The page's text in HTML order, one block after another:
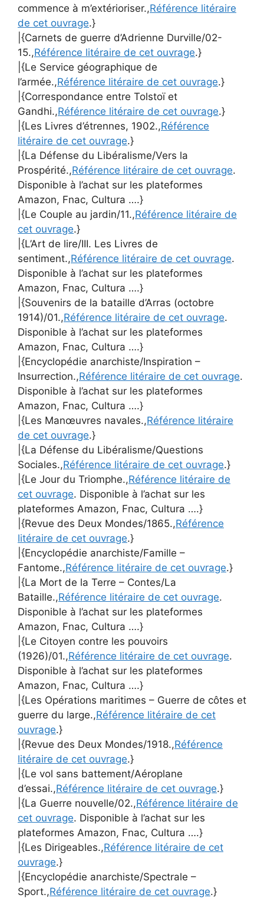
commence à m’extérioriser.,Référence litéraire
de cet ouvrage.}
|{Carnets de guerre d’Adrienne Durville/02-
15.,Référence litéraire de cet ouvrage.}
|{Le Service géographique de
l’armée.,Référence litéraire de cet ouvrage.}
|{Correspondance entre Tolstoï et
Gandhi.,Référence litéraire de cet ouvrage.}
|{Les Livres d’étrennes, 1902.,Référence
litéraire de cet ouvrage.}
|{La Défense du Libéralisme/Vers la
Prospérité.,Référence litéraire de cet ouvrage.
Disponible à l’achat sur les plateformes
Amazon, Fnac, Cultura ….}
|{Le Couple au jardin/11.,Référence litéraire de
cet ouvrage.}
|{L’Art de lire/III. Les Livres de
sentiment.,Référence litéraire de cet ouvrage.
Disponible à l’achat sur les plateformes
Amazon, Fnac, Cultura ….}
|{Souvenirs de la bataille d’Arras (octobre
1914)/01.,Référence litéraire de cet ouvrage.
Disponible à l’achat sur les plateformes
Amazon, Fnac, Cultura ….}
|{Encyclopédie anarchiste/Inspiration –
Insurrection.,Référence litéraire de cet ouvrage.
Disponible à l’achat sur les plateformes
Amazon, Fnac, Cultura ….}
|{Les Manœuvres navales.,Référence litéraire
de cet ouvrage.}
|{La Défense du Libéralisme/Questions
Sociales.,Référence litéraire de cet ouvrage.}
|{Le Jour du Triomphe.,Référence litéraire de
cet ouvrage. Disponible à l’achat sur les
plateformes Amazon, Fnac, Cultura ….}
|{Revue des Deux Mondes/1865.,Référence
litéraire de cet ouvrage.}
|{Encyclopédie anarchiste/Famille –
Fantome.,Référence litéraire de cet ouvrage.}
|{La Mort de la Terre – Contes/La
Bataille.,Référence litéraire de cet ouvrage.
Disponible à l’achat sur les plateformes
Amazon, Fnac, Cultura ….}
|{Le Citoyen contre les pouvoirs
(1926)/01.,Référence litéraire de cet ouvrage.
Disponible à l’achat sur les plateformes
Amazon, Fnac, Cultura ….}
|{Les Opérations maritimes – Guerre de côtes et
guerre du large.,Référence litéraire de cet
ouvrage.}
|{Revue des Deux Mondes/1918.,Référence
litéraire de cet ouvrage.}
|{Le vol sans battement/Aéroplane
d’essai.,Référence litéraire de cet ouvrage.}
|{La Guerre nouvelle/02.,Référence litéraire de
cet ouvrage. Disponible à l’achat sur les
plateformes Amazon, Fnac, Cultura ….}
|{Les Dirigeables.,Référence litéraire de cet
ouvrage.}
|{Encyclopédie anarchiste/Spectrale –
Sport.,Référence litéraire de cet ouvrage.}